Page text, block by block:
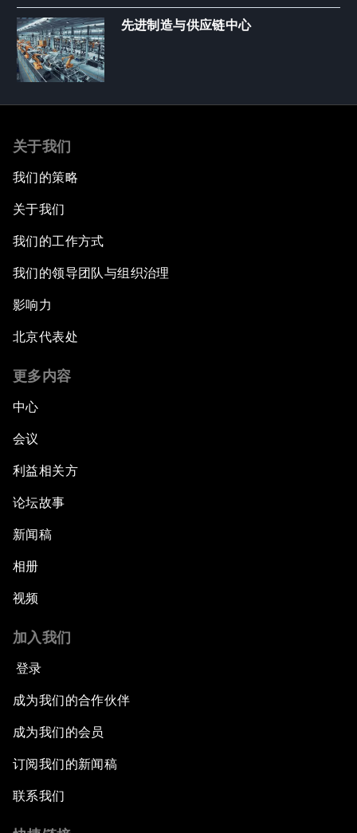
先进制造与供应链中心
关于我们
我们的策略
关于我们
我们的工作方式
我们的领导团队与组织治理
影响力
北京代表处
更多内容
中心
会议
利益相关方
论坛故事
新闻稿
相册
视频
加入我们
登录
成为我们的合作伙伴
成为我们的会员
订阅我们的新闻稿
联系我们